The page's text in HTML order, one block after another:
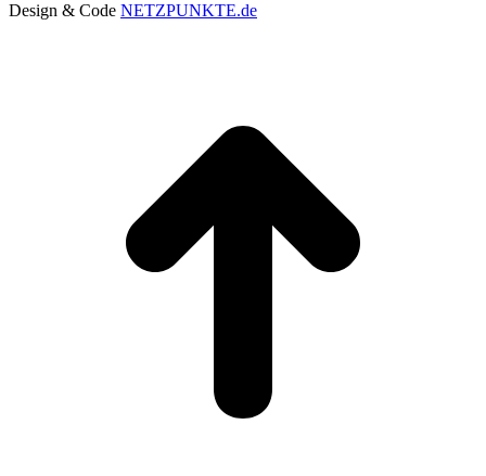
Design & Code NETZPUNKTE.de